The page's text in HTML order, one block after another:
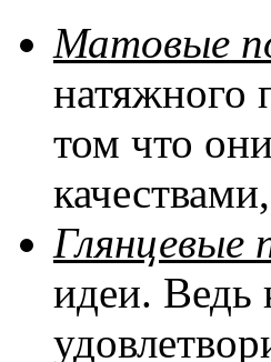
Матовые
натяжного
том что
Глянцевые
идеи. Ведь